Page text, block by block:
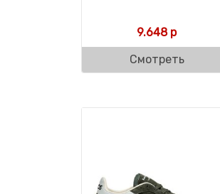
9.648р
Смотреть